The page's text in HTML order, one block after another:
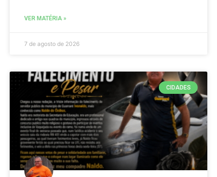
VER MATÉRIA »
7 de agosto de 2026
CIDADES